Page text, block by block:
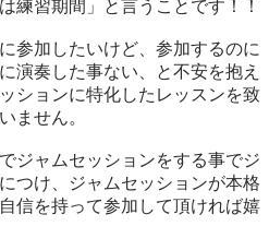
練習期間」と言うことです！！
参加したいけど、参加するのに
演奏した事ない、と不安を抱え
ションに特化したレッスンを致
ません。
ジャムセッションをする事でジ
つけ、ジャムセッションが本格
信を持って参加して頂ければ嬉